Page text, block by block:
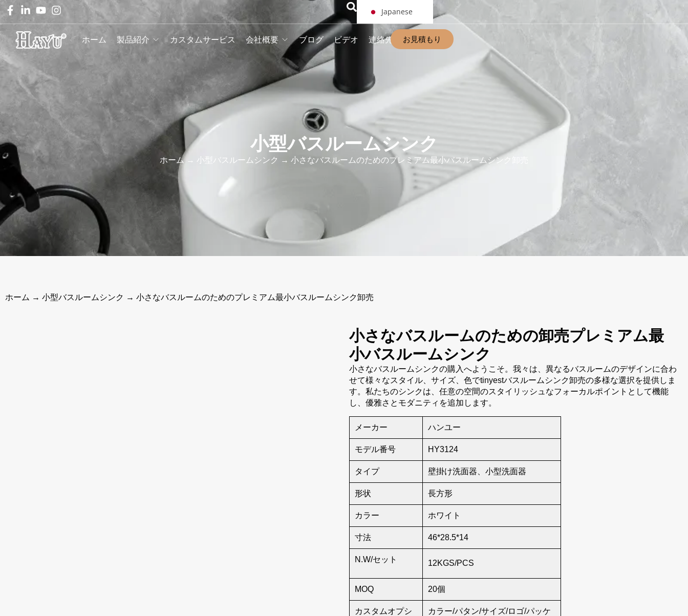
Japanese
ホーム 製品紹介 カスタムサービス 会社概要 ブログ ビデオ 連絡先 お見積もり
小型バスルームシンク
ホーム → 小型バスルームシンク → 小さなバスルームのためのプレミアム最小バスルームシンク卸売
ホーム → 小型バスルームシンク → 小さなバスルームのためのプレミアム最小バスルームシンク卸売
小さなバスルームのための卸売プレミアム最
小バスルームシンク
小さなバスルームシンクの購入へようこそ。我々は、異なるバスルームのデザインに合わ
せて様々なスタイル、サイズ、色でtinyestバスルームシンク卸売の多様な選択を提供しま
す。私たちのシンクは、任意の空間のスタイリッシュなフォーカルポイントとして機能
し、優雅さとモダニティを追加します。
メーカー ハンユー
モデル番号 HY3124
タイプ 壁掛け洗面器、小型洗面器
形状 長方形
カラー ホワイト
寸法 46*28.5*14
N.W/セット 12KGS/PCS
MOQ 20個
カスタムオプシ
カラー/パタン/サイズ/ロゴ/パッケ